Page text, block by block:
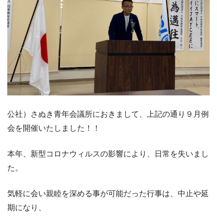
公社）さぬき青年会議所におきまして、上記の通り９月例
会を開催いたしました！！
本年、新型コロナウィルスの影響により、日常を失いまし
た。
気軽に会い親睦を深める事が可能だった行事は、中止や延
期になり、